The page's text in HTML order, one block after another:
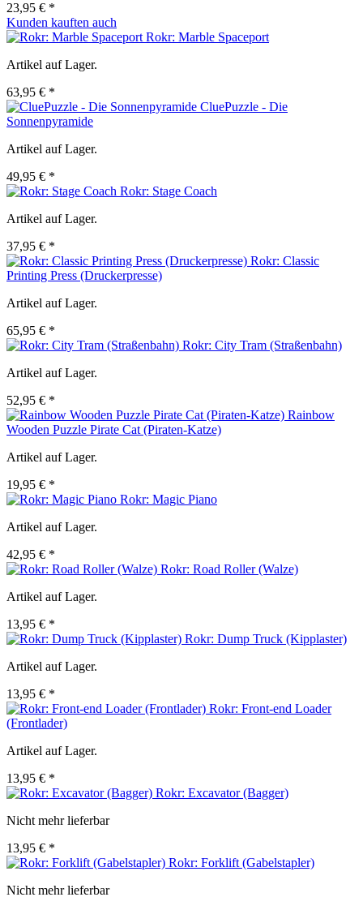
23,95 € *
Kunden kauften auch
Rokr: Marble Spaceport
Artikel auf Lager.
63,95 € *
CluePuzzle - Die
Sonnenpyramide
Artikel auf Lager.
49,95 € *
Rokr: Stage Coach
Artikel auf Lager.
37,95 € *
Rokr: Classic
Printing Press (Druckerpresse)
Artikel auf Lager.
65,95 € *
Rokr: City Tram (Straßenbahn)
Artikel auf Lager.
52,95 € *
Rainbow
Wooden Puzzle Pirate Cat (Piraten-Katze)
Artikel auf Lager.
19,95 € *
Rokr: Magic Piano
Artikel auf Lager.
42,95 € *
Rokr: Road Roller (Walze)
Artikel auf Lager.
13,95 € *
Rokr: Dump Truck (Kipplaster)
Artikel auf Lager.
13,95 € *
Rokr: Front-end Loader
(Frontlader)
Artikel auf Lager.
13,95 € *
Rokr: Excavator (Bagger)
Nicht mehr lieferbar
13,95 € *
Rokr: Forklift (Gabelstapler)
Nicht mehr lieferbar